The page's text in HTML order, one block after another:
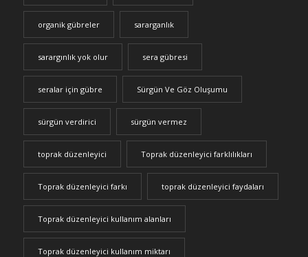
organik gübreler sararganlık
sarargınlık yok olur sera gübresi
seralar için gübre Sürgün Ve Göz Oluşumu
sürgün verdirici sürgün vermez
toprak düzenleyici Toprak düzenleyici farklılıkları
Toprak düzenleyici farkı toprak düzenleyici faydaları
Toprak düzenleyici kullanım alanları
Toprak düzenleyici kullanım miktarı